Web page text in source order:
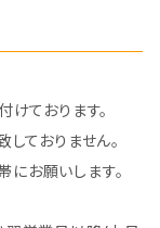
ております。
ておりません。
お願いします。